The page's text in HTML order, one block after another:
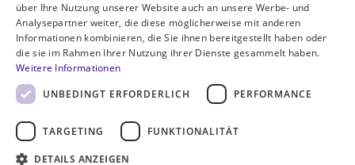
©2026. Alle Rechte vorbehalten.
Datenschutzerklärung
Haftungsausschluss
Impressum
über Ihre Nutzung unserer Website auch an unsere Werbe- und
Analysepartner weiter, die diese möglicherweise mit anderen
Informationen kombinieren, die Sie ihnen bereitgestellt haben oder
die sie im Rahmen Ihrer Nutzung ihrer Dienste gesammelt haben.
Weitere Informationen
UNBEDINGT ERFORDERLICH
PERFORMANCE
TARGETING FUNKTIONALITÄT
DETAILS ANZEIGEN